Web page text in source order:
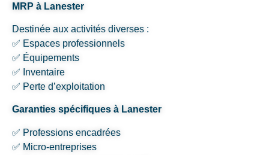
MRP à Lanester
Destinée aux activités diverses :
✅ Espaces professionnels
✅ Équipements
✅ Inventaire
✅ Perte d’exploitation
Garanties spécifiques à Lanester
✅ Professions encadrées
✅ Micro-entreprises